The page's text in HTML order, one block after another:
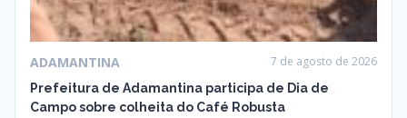
ADAMANTINA 7 de agosto de 2026
Prefeitura de Adamantina participa de Dia de
Campo sobre colheita do Café Robusta